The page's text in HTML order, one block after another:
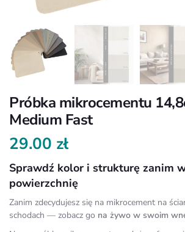
Próbka mikrocementu
Medium Fast
29.00 zł
Sprawdź kolor i strukturę zanim
powierzchnię
Zanim zdecydujesz się na mikrocement na
schodach — zobacz go na żywo w swoim